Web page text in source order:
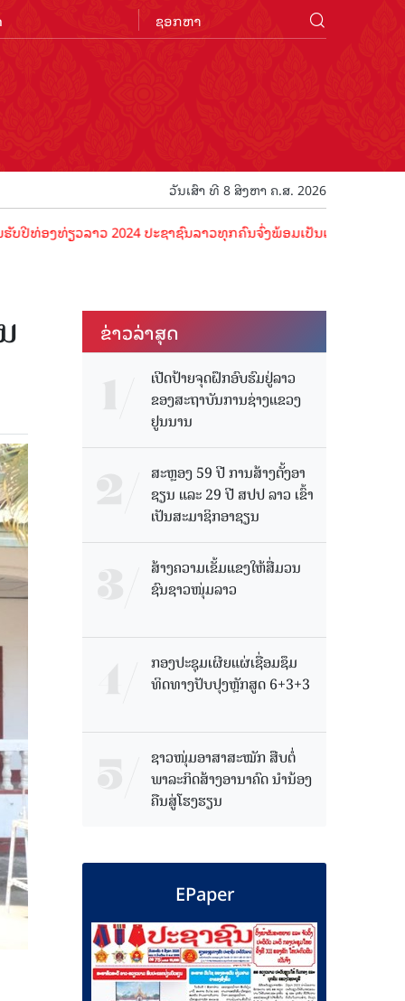
ວັນເສົາ ທີ 8 ສິງຫາ ຄ.ສ. 2026
ຽວລາວ 2024 ປະຊາຊົນລາວທຸກຄົນຈົ່ງພ້ອມເປັນເຈົ້າພາບທີ່ດີ ຕ້ອນຮັບ
ຂ່າວ​ລ່າ​ສຸດ
ເປີດປ້າຍຈຸດຝຶກອົບຮົມຢູ່ລາວ
ຂອງສະຖາບັນການຊ່າງແຂວງ
ຢູນນານ
ສະຫຼອງ 59 ປີ ການສ້າງຕັ້ງອາ
ຊຽນ ແລະ 29 ປີ ສປປ ລາວ ເຂົ້າ
ເປັນສະມາຊິກອາຊຽນ
ສ້າງຄວາມເຂັ້ມແຂງໃຫ້ສື່ມວນ
ຊົນຊາວໜຸ່ມລາວ
ກອງປະຊຸມເຜີຍແຜ່ເຊື່ອມຊຶມ
ທິດທາງປັບປຸງຫຼັກສູດ 6+3+3
ຊາວໜຸ່ມອາສາສະໝັກ ສືບຕໍ່
ພາລະກິດສ້າງອານາຄົດ ນໍານ້ອງ
ຄືນສູ່ໂຮງຮຽນ
EPaper